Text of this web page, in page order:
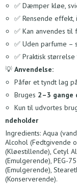
✅ Dæmper kløe,
✅ Rensende
✅ Kan anvendes
✅ Uden parfume –
✅ Praktisk
💡 Anvendelse:
Påfør et tyndt lag
Bruges 2–3 gange
Kun til udvortes
ndeholder
Ingredients: Aqua
Alcohol (Fedtgivende
(Kløestillende), Cetyl
(Emulgerende), PEG-
(Emulgerende),
(Konserverende).